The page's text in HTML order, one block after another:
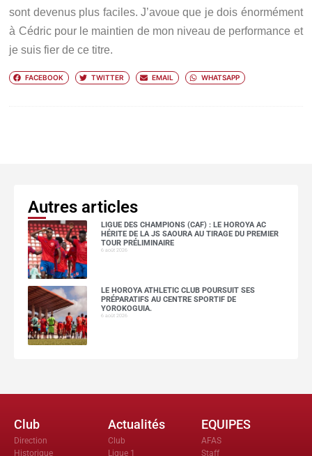
sont devenus plus faciles. J’avoue que je dois énormément
à Cédric pour le maintien de mon niveau de performance et
je suis fier de ce titre.
FACEBOOK TWITTER EMAIL WHATSAPP
Autres articles
LIGUE DES CHAMPIONS (CAF) : LE HOROYA AC
HÉRITE DE LA JS SAOURA AU TIRAGE DU PREMIER
TOUR PRÉLIMINAIRE
6 août 2026
LE HOROYA ATHLETIC CLUB POURSUIT SES
PRÉPARATIFS AU CENTRE SPORTIF DE
YOROKOGUIA.
6 août 2026
Club
Direction
Historique
Actualités
Club
Ligue 1
EQUIPES
AFAS
Staff